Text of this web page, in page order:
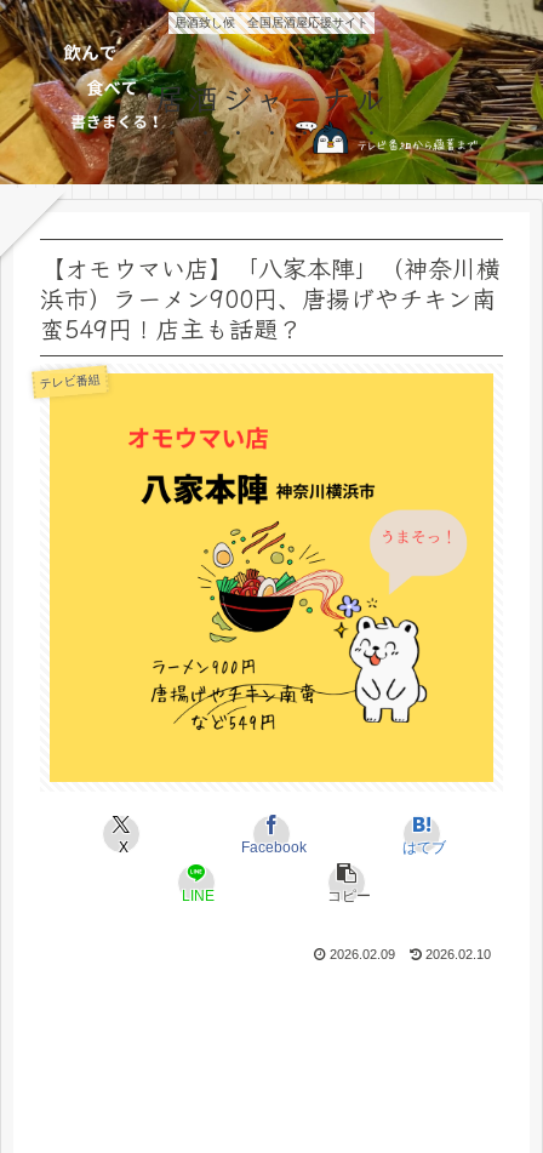
居酒致し候 全国居酒屋応援サイト
居酒ジャーナル
【オモウマい店】「八家本陣」（神奈川横
浜市）ラーメン900円、唐揚げやチキン南
蛮549円！店主も話題？
テレビ番組
X Facebook はてブ
LINE コピー
2026.02.09 2026.02.10